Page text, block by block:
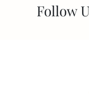
Follow